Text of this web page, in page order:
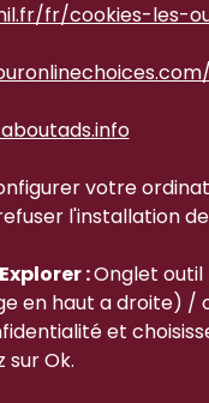
fr/cookies-les-
votre
l'installation
:Onglet
en haut a droite) /
et
sur Ok.